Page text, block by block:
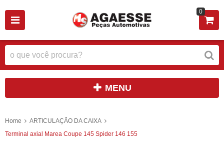
0
MENU
Home
ARTICULAÇÃO DA CAIXA
Terminal axial Marea Coupe 145 Spider 146 155